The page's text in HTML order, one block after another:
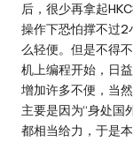
后，很少再拿起
操作下恐怕撑不过
么轻便。但是不得
机上编程开始，日
增加许多不便，当
主要是因为“身处国
都相当给力，于是